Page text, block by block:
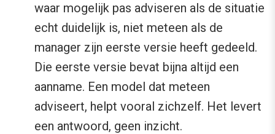
waar mogelijk pas adviseren als de situatie
echt duidelijk is, niet meteen als de
manager zijn eerste versie heeft gedeeld.
Die eerste versie bevat bijna altijd een
aanname. Een model dat meteen
adviseert, helpt vooral zichzelf. Het levert
een antwoord, geen inzicht.